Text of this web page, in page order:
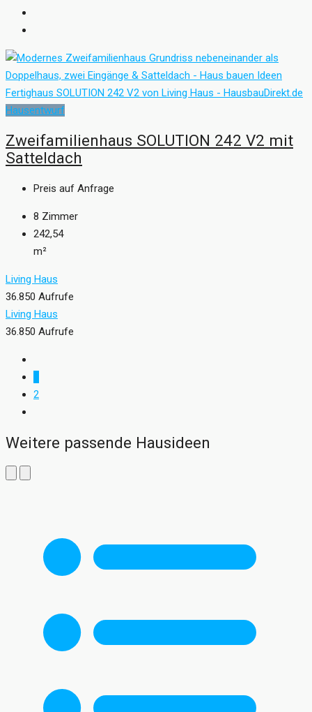
Hausentwurf
Zweifamilienhaus SOLUTION 242 V2 mit
Satteldach
Preis auf Anfrage
8 Zimmer
242,54
m²
Living Haus
36.850 Aufrufe
Living Haus
36.850 Aufrufe
2
Weitere passende Hausideen